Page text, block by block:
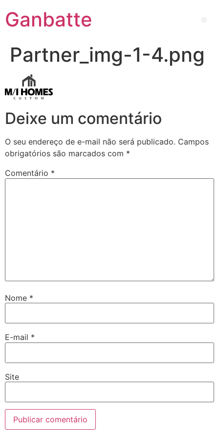
Ganbatte
Partner_img-1-4.png
Deixe um comentário
O seu endereço de e-mail não será publicado. Campos
obrigatórios são marcados com *
Comentário *
Nome *
E-mail *
Site